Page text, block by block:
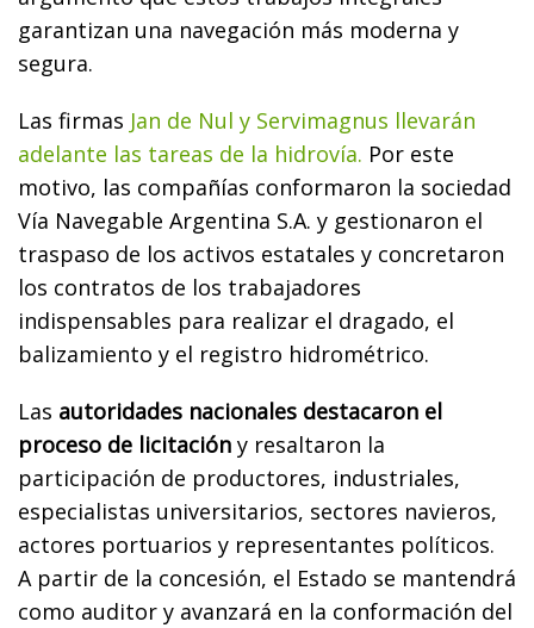
garantizan una navegación más moderna y
segura.
Las firmas Jan de Nul y Servimagnus llevarán
adelante las tareas de la hidrovía. Por este
motivo, las compañías conformaron la sociedad
Vía Navegable Argentina S.A. y gestionaron el
traspaso de los activos estatales y concretaron
los contratos de los trabajadores
indispensables para realizar el dragado, el
balizamiento y el registro hidrométrico.
Las autoridades nacionales destacaron el
proceso de licitación y resaltaron la
participación de productores, industriales,
especialistas universitarios, sectores navieros,
actores portuarios y representantes políticos.
A partir de la concesión, el Estado se mantendrá
como auditor y avanzará en la conformación del